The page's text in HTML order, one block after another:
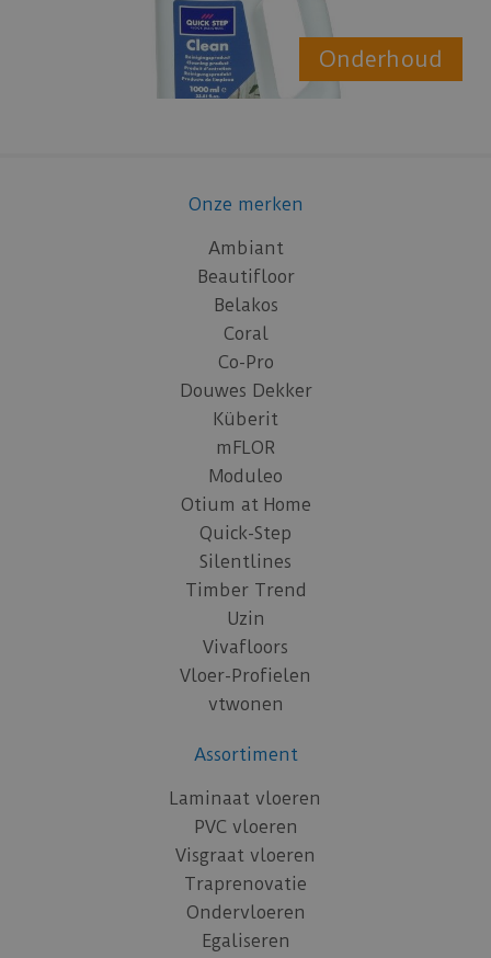
Onderhoud
Onze merken
Ambiant
Beautifloor
Belakos
Coral
Co-Pro
Douwes Dekker
Küberit
mFLOR
Moduleo
Otium at Home
Quick-Step
Silentlines
Timber Trend
Uzin
Vivafloors
Vloer-Profielen
vtwonen
Assortiment
Laminaat vloeren
PVC vloeren
Visgraat vloeren
Traprenovatie
Ondervloeren
Egaliseren